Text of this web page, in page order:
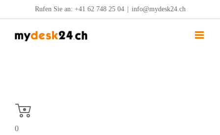
Inhalt
springen
Rufen Sie an: +41 62 748 25 04 info@mydesk24.ch
0